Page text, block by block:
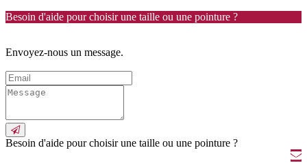
Besoin d'aide pour choisir une taille ou une pointure ?
Envoyez-nous un message.
Besoin d'aide pour choisir une taille ou une pointure ?